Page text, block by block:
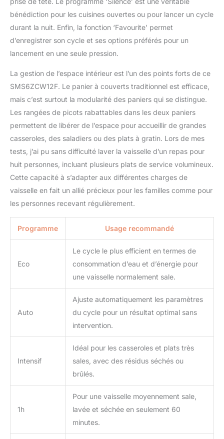
bénédiction pour les cuisines ouvertes ou pour lancer un cycle
durant la nuit. Enfin, la fonction ‘Favourite’ permet
d’enregistrer son cycle et ses options préférés pour un
lancement en une seule pression.
La gestion de l’espace intérieur est l’un des points forts de ce
SMS6ZCW12F. Le panier à couverts traditionnel est efficace,
mais c’est surtout la modularité des paniers qui se distingue.
Les rangées de picots rabattables dans les deux paniers
permettent de libérer de l’espace pour accueillir de grandes
casseroles, des saladiers ou des plats à gratin. Lors de mes
tests, j’ai pu sans difficulté laver la vaisselle d’un repas pour
huit personnes, incluant plusieurs plats de service volumineux.
Cette capacité à s’adapter aux différentes charges de
vaisselle en fait un allié précieux pour les familles comme pour
les personnes recevant régulièrement.
Programme Usage recommandé
Eco
Le cycle le plus efficient en termes de
consommation d’eau et d’énergie pour
une vaisselle normalement sale.
Auto
Ajuste automatiquement les paramètres
du cycle pour un résultat optimal sans
intervention.
Intensif
Idéal pour les casseroles et plats très
sales, avec des résidus séchés ou
brûlés.
1h
Pour une vaisselle moyennement sale,
lavée et séchée en seulement 60
minutes.